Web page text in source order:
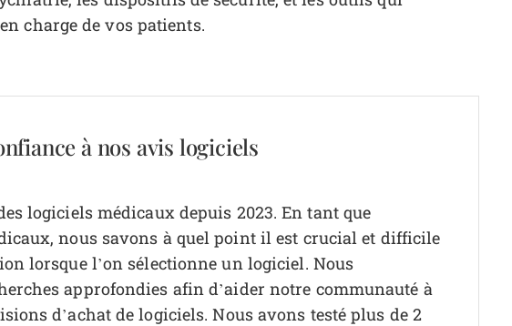
charge de vos patients.
à nos avis logiciels
logiciels médicaux depuis 2023. En tant que
nous savons à quel point il est crucial et difficile
lorsque l’on sélectionne un logiciel. Nous
approfondies afin d’aider notre communauté à
d’achat de logiciels. Nous avons testé plus de 2